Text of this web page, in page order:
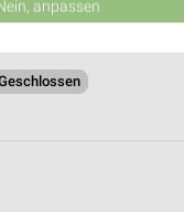
anpassen